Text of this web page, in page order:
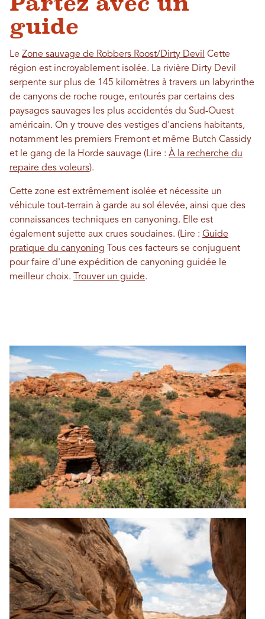
guide
Le Zone sauvage de Robbers Roost/Dirty Devil Cette
région est incroyablement isolée. La rivière Dirty Devil
serpente sur plus de 145 kilomètres à travers un labyrinthe
de canyons de roche rouge, entourés par certains des
paysages sauvages les plus accidentés du Sud-Ouest
américain. On y trouve des vestiges d'anciens habitants,
notamment les premiers Fremont et même Butch Cassidy
et le gang de la Horde sauvage (Lire : À la recherche du
repaire des voleurs).
Cette zone est extrêmement isolée et nécessite un
véhicule tout-terrain à garde au sol élevée, ainsi que des
connaissances techniques en canyoning. Elle est
également sujette aux crues soudaines. (Lire : Guide
pratique du canyoning Tous ces facteurs se conjuguent
pour faire d'une expédition de canyoning guidée le
meilleur choix.
Trouver un guide.